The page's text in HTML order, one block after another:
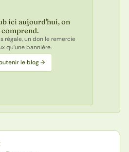
ici aujourd'hui, on
comprend.
régale, un don le remercie
qu'une bannière.
le blog →